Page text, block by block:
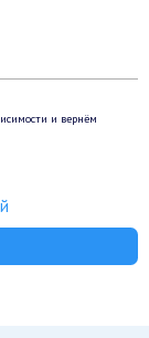
и вернём